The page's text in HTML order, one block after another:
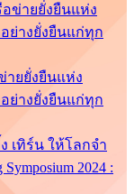
ายยั่งยืนแห่ง
ย่างยั่งยืนแก่ทุก